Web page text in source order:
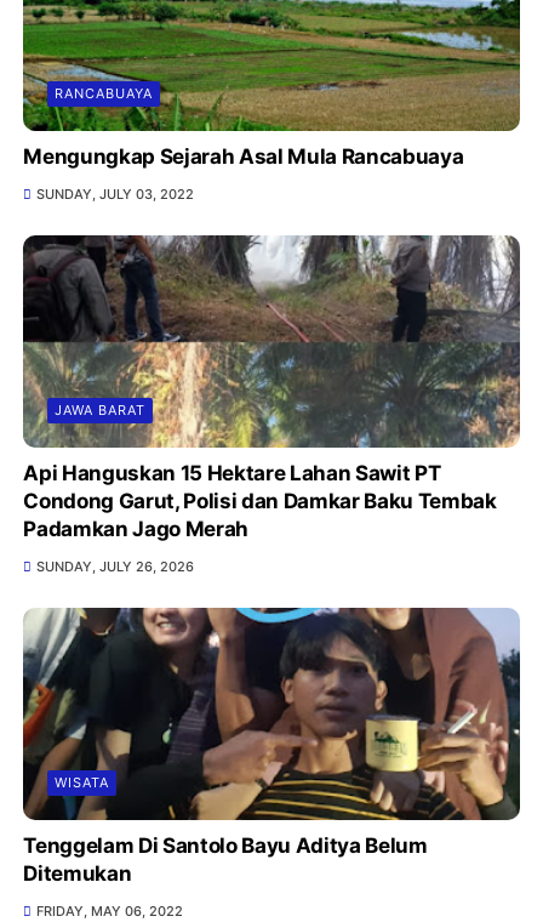
RANCABUAYA
Mengungkap Sejarah Asal Mula Rancabuaya
SUNDAY, JULY 03, 2022
JAWA BARAT
Api Hanguskan 15 Hektare Lahan Sawit PT
Condong Garut, Polisi dan Damkar Baku Tembak
Padamkan Jago Merah
SUNDAY, JULY 26, 2026
WISATA
Tenggelam Di Santolo Bayu Aditya Belum
Ditemukan
FRIDAY, MAY 06, 2022